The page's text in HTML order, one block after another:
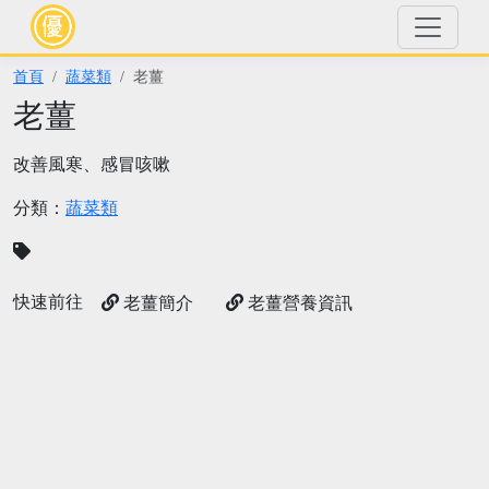
首頁 蔬菜類 老薑
老薑
改善風寒、感冒咳嗽
分類： 蔬菜類
快速前往 老薑簡介 老薑營養資訊